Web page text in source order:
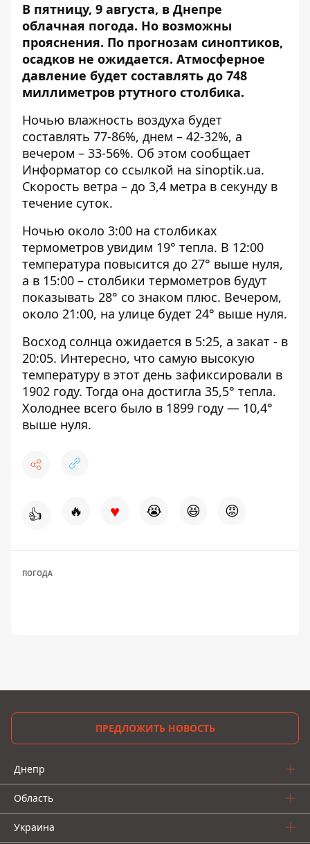
В пятницу, 9 августа, в Днепре
облачная погода. Но возможны
прояснения. По прогнозам синоптиков,
осадков не ожидается. Атмосферное
давление будет составлять до 748
миллиметров ртутного столбика.
Ночью влажность воздуха будет
составлять 77-86%, днем ​​– 42-32%, а
вечером – 33-56%. Об этом сообщает
Информатор со ссылкой на sinoptik.ua.
Скорость ветра – до 3,4 метра в секунду в
течение суток.
Ночью около 3:00 на столбиках
термометров увидим 19° тепла. В 12:00
температура повысится до 27° выше нуля,
а в 15:00 – столбики термометров будут
показывать 28° со знаком плюс. Вечером,
около 21:00, на улице будет 24° выше нуля.
Восход солнца ожидается в 5:25, а закат - в
20:05. Интересно, что самую высокую
температуру в этот день зафиксировали в
1902 году. Тогда она достигла 35,5° тепла.
Холоднее всего было в 1899 году — 10,4°
выше нуля.
👍 🔥 ♥ 😭 😆 😡
ПОГОДА
ПРЕДЛОЖИТЬ НОВОСТЬ
Днепр
Область
Украина